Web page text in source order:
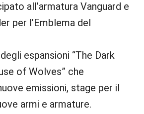
all’armatura Vanguard e
per l’Emblema del
espansioni “The Dark
of Wolves” che
emissioni, stage per il
armi e armature.